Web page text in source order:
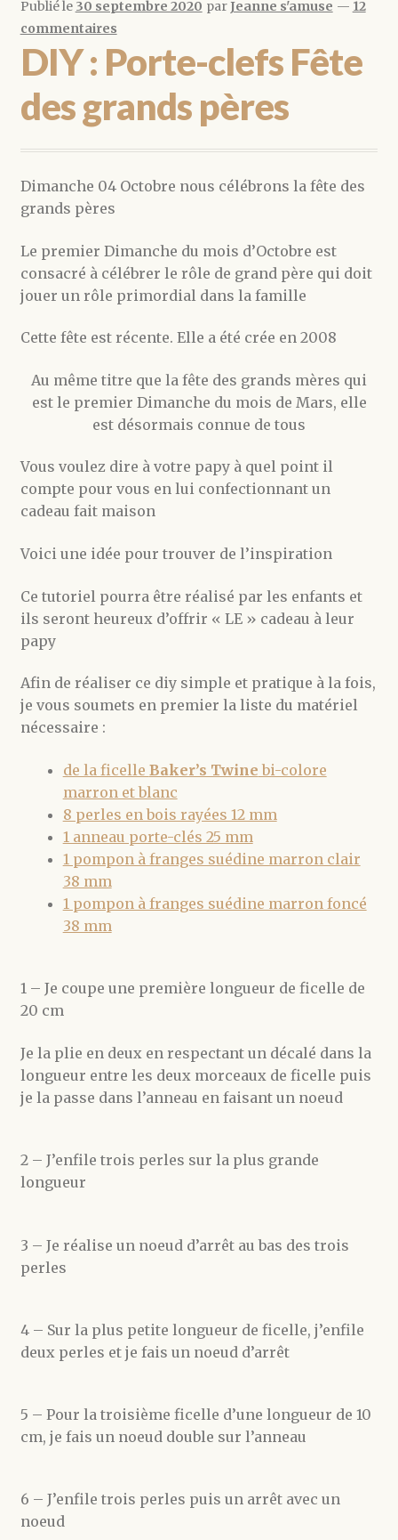
Publié le 30 septembre 2020 parJeanne s'amuse — 12
commentaires
DIY : Porte-clefs Fête
des grands pères
Dimanche 04 Octobre nous célébrons la fête des
grands pères
Le premier Dimanche du mois d’Octobre est
consacré à célébrer le rôle de grand père qui doit
jouer un rôle primordial dans la famille
Cette fête est récente. Elle a été crée en 2008
Au même titre que la fête des grands mères qui
est le premier Dimanche du mois de Mars, elle
est désormais connue de tous
Vous voulez dire à votre papy à quel point il
compte pour vous en lui confectionnant un
cadeau fait maison
Voici une idée pour trouver de l’inspiration
Ce tutoriel pourra être réalisé par les enfants et
ils seront heureux d’offrir « LE » cadeau à leur
papy
Afin de réaliser ce diy simple et pratique à la fois,
je vous soumets en premier la liste du matériel
nécessaire :
de la ficelle Baker’s Twine bi-colore
marron et blanc
8 perles en bois rayées 12 mm
1 anneau porte-clés 25 mm
1 pompon à franges suédine marron clair
38 mm
1 pompon à franges suédine marron foncé
38 mm
1 – Je coupe une première longueur de ficelle de
20 cm
Je la plie en deux en respectant un décalé dans la
longueur entre les deux morceaux de ficelle puis
je la passe dans l’anneau en faisant un noeud
2 – J’enfile trois perles sur la plus grande
longueur
3 – Je réalise un noeud d’arrêt au bas des trois
perles
4 – Sur la plus petite longueur de ficelle, j’enfile
deux perles et je fais un noeud d’arrêt
5 – Pour la troisième ficelle d’une longueur de 10
cm, je fais un noeud double sur l’anneau
6 – J’enfile trois perles puis un arrêt avec un
noeud